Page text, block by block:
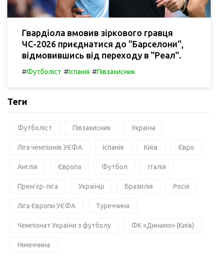
Гвардіола вмовив зіркового гравця
ЧС-2026 приєднатися до "Барселони",
відмовившись від переходу в "Реал".
#Футболіст #Іспанія #Півзахисник
Теги
Футболіст Півзахисник Україна
Ліга чемпіонів УЄФА Іспанія Київ Євро
Англія Європа Футбол Італія
Прем'єр-ліга Українці Бразилія Росія
Ліга Європи УЄФА Туреччина
Чемпіонат України з футболу ФК «Динамо» (Київ)
Німеччина